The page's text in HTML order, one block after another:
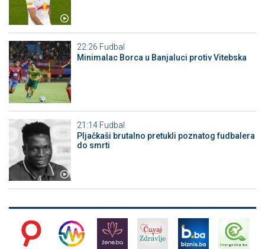
22:26 Fudbal
Minimalac Borca u Banjaluci protiv Vitebska
21:14 Fudbal
Pljačkaši brutalno pretukli poznatog fudbalera
do smrti